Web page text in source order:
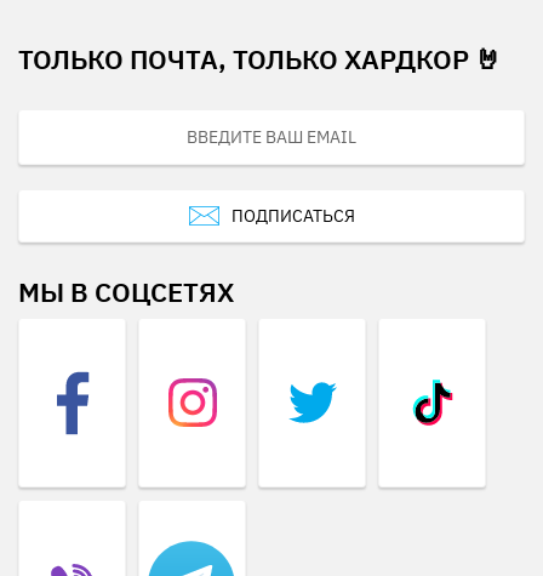
ТОЛЬКО ПОЧТА, ТОЛЬКО ХАРДКОР 🤘
ПОДПИСАТЬСЯ
МЫ В СОЦСЕТЯХ